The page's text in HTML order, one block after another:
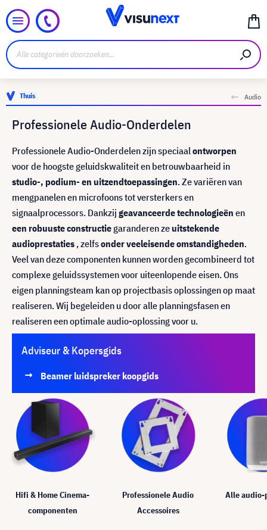
Thuis Audio
Professionele Audio-Onderdelen
Professionele Audio-Onderdelen zijn speciaalontworpen
voor de hoogste geluidskwaliteit en betrouwbaarheid in
studio-, podium- en uitzendtoepassingen. Ze variëren van
mengpanelen en microfoons tot versterkers en
signaalprocessors. Dankzij geavanceerde technologieën en
een robuuste constructiegaranderen zeuitstekende
audioprestaties , zelfsonder veeleisende omstandigheden.
Veel van deze componenten kunnen worden gecombineerd tot
complexe geluidssystemen voor uiteenlopende eisen. Ons
eigen planningsteam kan op projectbasis oplossingen op maat
realiseren. Wij begeleiden u door alle planningsfasen en
realiseren een optimale audio-oplossing voor u.
Adviseur & Kopersgids
Beamer luidspreker koopgids
Hifi & Home Cinema-
componenten
Professionele Audio
Accessoires
Alle